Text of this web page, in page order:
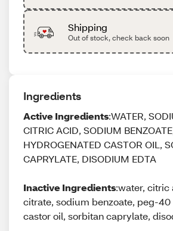
Shipping
Out of stock, check back soon
Ingredients
Active Ingredients:WATER,
CITRIC ACID, SODIUM
HYDROGENATED CASTOR OIL,
CAPRYLATE, DISODIUM EDTA
Inactive Ingredients:water, citric
citrate, sodium benzoate, peg-
castor oil, sorbitan caprylate,